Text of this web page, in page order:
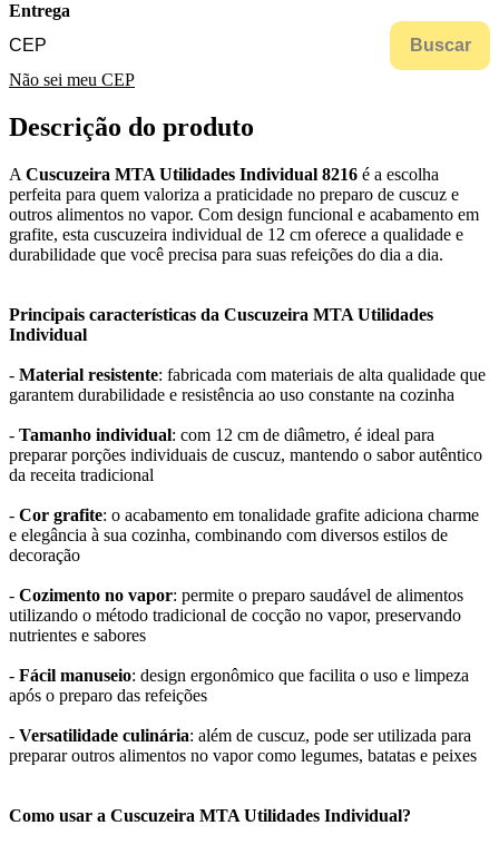
Entrega
Buscar
Não sei meu CEP
Descrição do produto
A Cuscuzeira MTA Utilidades Individual 8216 é a escolha
perfeita para quem valoriza a praticidade no preparo de cuscuz e
outros alimentos no vapor. Com design funcional e acabamento em
grafite, esta cuscuzeira individual de 12 cm oferece a qualidade e
durabilidade que você precisa para suas refeições do dia a dia.
Principais características da Cuscuzeira MTA Utilidades
Individual
- Material resistente: fabricada com materiais de alta qualidade que
garantem durabilidade e resistência ao uso constante na cozinha
- Tamanho individual: com 12 cm de diâmetro, é ideal para
preparar porções individuais de cuscuz, mantendo o sabor autêntico
da receita tradicional
- Cor grafite: o acabamento em tonalidade grafite adiciona charme
e elegância à sua cozinha, combinando com diversos estilos de
decoração
- Cozimento no vapor: permite o preparo saudável de alimentos
utilizando o método tradicional de cocção no vapor, preservando
nutrientes e sabores
- Fácil manuseio: design ergonômico que facilita o uso e limpeza
após o preparo das refeições
- Versatilidade culinária: além de cuscuz, pode ser utilizada para
preparar outros alimentos no vapor como legumes, batatas e peixes
Como usar a Cuscuzeira MTA Utilidades Individual?